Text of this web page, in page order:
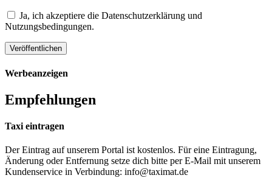
Ja, ich akzeptiere die Datenschutzerklärung und
Nutzungsbedingungen.
Werbeanzeigen
Empfehlungen
Taxi eintragen
Der Eintrag auf unserem Portal ist kostenlos. Für eine Eintragung,
Änderung oder Entfernung setze dich bitte per E-Mail mit unserem
Kundenservice in Verbindung: info@taximat.de